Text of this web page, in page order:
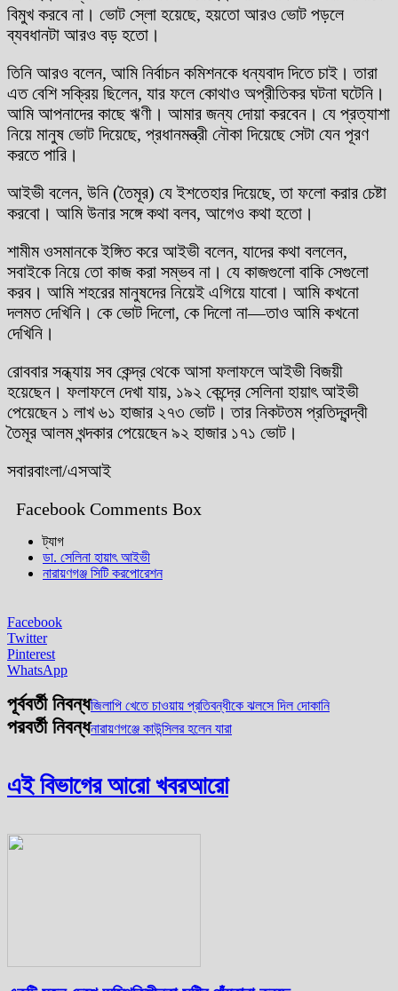
বিমুখ করবে না। ভোট স্লো হয়েছে, হয়তো আরও ভোট পড়লে
ব্যবধানটা আরও বড় হতো।
তিনি আরও বলেন, আমি নির্বাচন কমিশনকে ধন্যবাদ দিতে চাই। তারা
এত বেশি সক্রিয় ছিলেন, যার ফলে কোথাও অপ্রীতিকর ঘটনা ঘটেনি।
আমি আপনাদের কাছে ঋণী। আমার জন্য দোয়া করবেন। যে প্রত্যাশা
নিয়ে মানুষ ভোট দিয়েছে, প্রধানমন্ত্রী নৌকা দিয়েছে সেটা যেন পূরণ
করতে পারি।
আইভী বলেন, উনি (তৈমূর) যে ইশতেহার দিয়েছে, তা ফলো করার চেষ্টা
করবো। আমি উনার সঙ্গে কথা বলব, আগেও কথা হতো।
শামীম ওসমানকে ইঙ্গিত করে আইভী বলেন, যাদের কথা বললেন,
সবাইকে নিয়ে তো কাজ করা সম্ভব না। যে কাজগুলো বাকি সেগুলো
করব। আমি শহরের মানুষদের নিয়েই এগিয়ে যাবো। আমি কখনো
দলমত দেখিনি। কে ভোট দিলো, কে দিলো না—তাও আমি কখনো
দেখিনি।
রোববার সন্ধ্যায় সব কেন্দ্র থেকে আসা ফলাফলে আইভী বিজয়ী
হয়েছেন। ফলাফলে দেখা যায়, ১৯২ কেন্দ্রে সেলিনা হায়াৎ আইভী
পেয়েছেন ১ লাখ ৬১ হাজার ২৭৩ ভোট। তার নিকটতম প্রতিদ্বন্দ্বী
তৈমূর আলম খন্দকার পেয়েছেন ৯২ হাজার ১৭১ ভোট।
সবারবাংলা/এসআই
Facebook Comments Box
ট্যাগ
ডা. সেলিনা হায়াৎ আইভী
নারায়ণগঞ্জ সিটি করপোরেশন
Facebook
Twitter
Pinterest
WhatsApp
পূর্ববর্তী নিবন্ধজিলাপি খেতে চাওয়ায় প্রতিবন্ধীকে ঝলসে দিল দোকানি
পরবর্তী নিবন্ধনারায়ণগঞ্জে কাউন্সিলর হলেন যারা
এই বিভাগের আরো খবরআরো